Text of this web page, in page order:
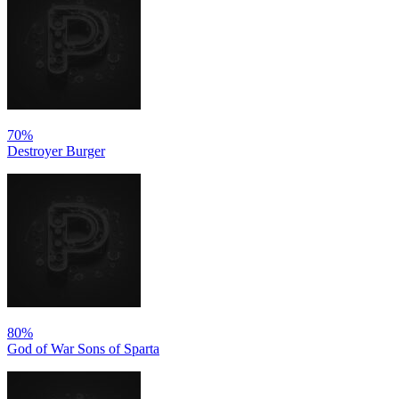
70%
Destroyer Burger
80%
God of War Sons of Sparta